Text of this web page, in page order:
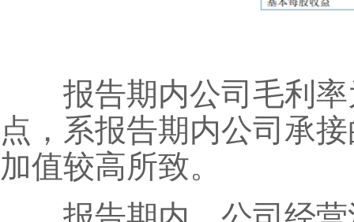
报告期内公司毛利率
点，系报告期内公司承
加值较高所致。